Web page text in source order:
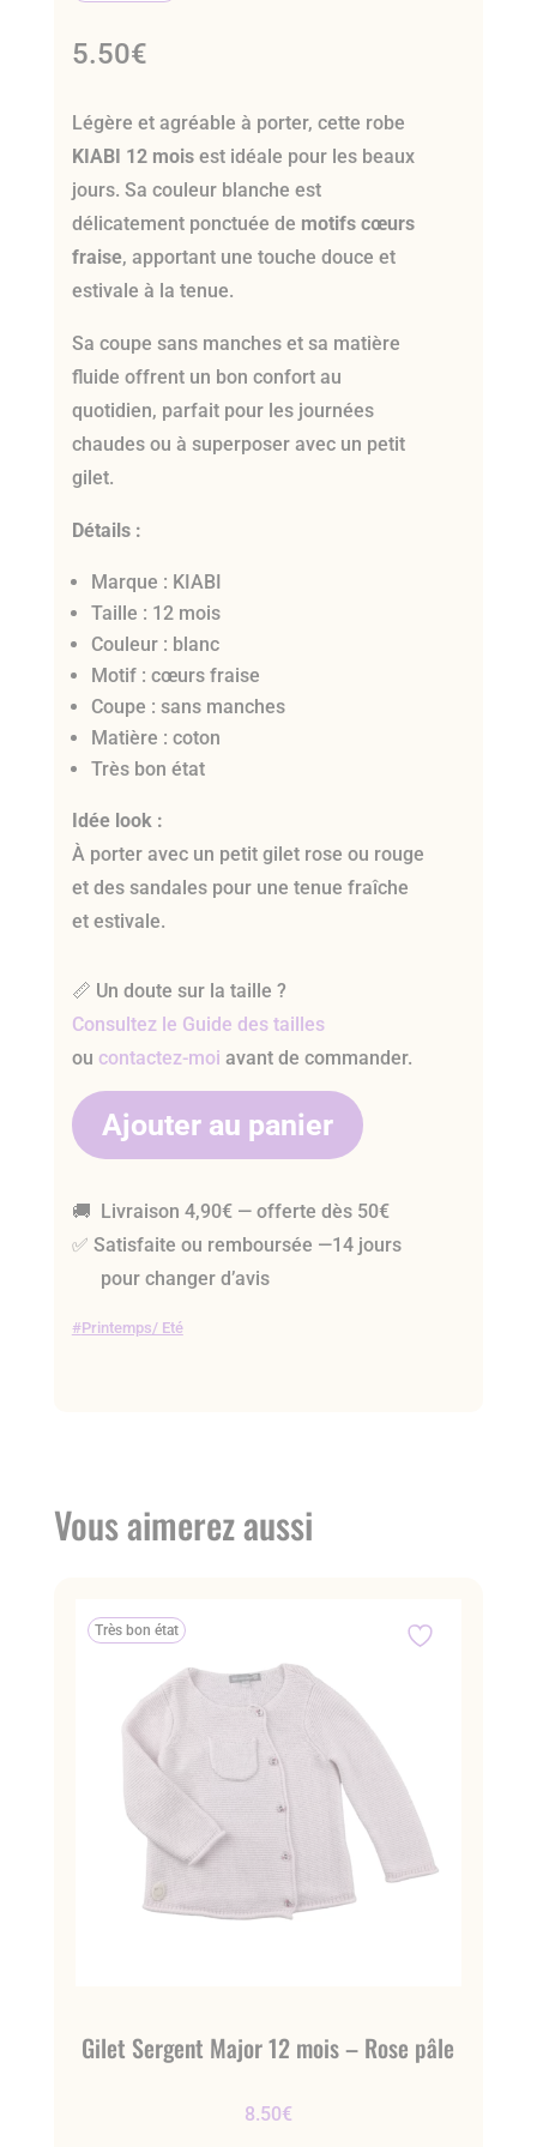
5.50€
Légère et agréable à porter, cette robe
KIABI 12 moisest idéale pour les beaux
jours. Sa couleur blanche est
délicatement ponctuée de motifs cœurs
fraise, apportant une touche douce et
estivale à la tenue.
Sa coupe sans manches et sa matière
fluide offrent un bon confort au
quotidien, parfait pour les journées
chaudes ou à superposer avec un petit
gilet.
Détails :
Marque : KIABI
Taille : 12 mois
Couleur : blanc
Motif : cœurs fraise
Coupe : sans manches
Matière : coton
Très bon état
Idée look :
À porter avec un petit gilet rose ou rouge
et des sandales pour une tenue fraîche
et estivale.
📏 Un doute sur la taille ?
Consultez le Guide des tailles
ou contactez-moi avant de commander.
Ajouter au panier
🚚 Livraison 4,90€ — offerte dès 50€
✅ Satisfaite ou remboursée —14 jours
pour changer d’avis
Printemps/ Eté
Vous aimerez aussi
Très bon état
Gilet Sergent Major 12 mois – Rose pâle
8.50€